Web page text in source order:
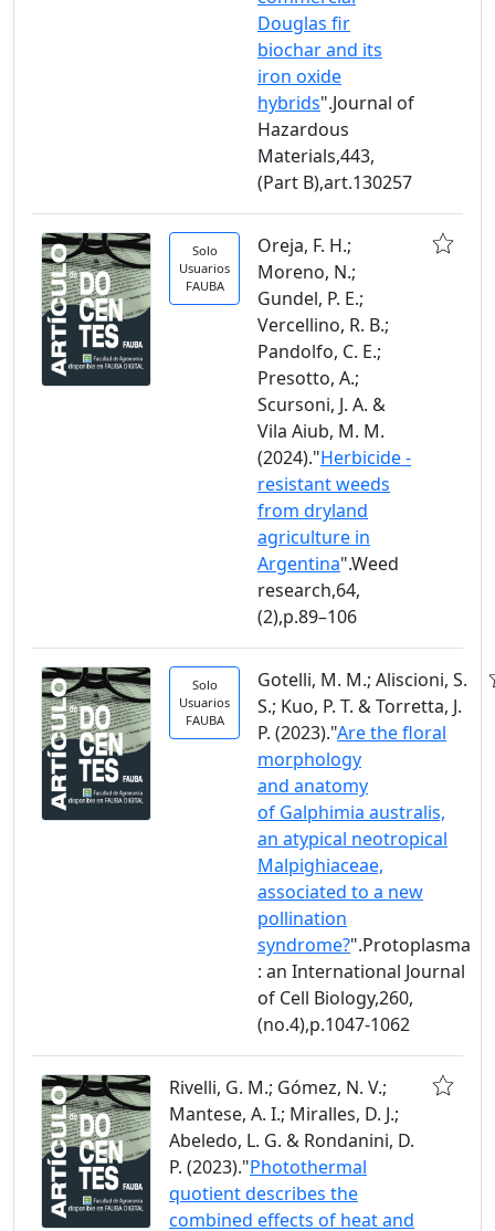
Douglas fir
biochar and its
iron oxide
hybrids".Journal of
Hazardous
Materials,443,
(Part B),art.130257
Solo
Usuarios
FAUBA
Oreja, F. H.;
Moreno, N.;
Gundel, P. E.;
Vercellino, R. B.;
Pandolfo, C. E.;
Presotto, A.;
Scursoni, J. A. &
Vila Aiub, M. M.
(2024)."Herbicide -
resistant weeds
from dryland
agriculture in
Argentina".Weed
research,64,
(2),p.89–106
Solo
Usuarios
FAUBA
Gotelli, M. M.; Aliscioni, S.
S.; Kuo, P. T. & Torretta, J.
P. (2023)."Are the floral
morphology
and anatomy
of Galphimia australis,
an atypical neotropical
Malpighiaceae,
associated to a new
pollination
syndrome?".Protoplasma
: an International Journal
of Cell Biology,260,
(no.4),p.1047-1062
Rivelli, G. M.; Gómez, N. V.;
Mantese, A. I.; Miralles, D. J.;
Abeledo, L. G. & Rondanini, D.
P. (2023)."Photothermal
quotient describes the
combined effects of heat and